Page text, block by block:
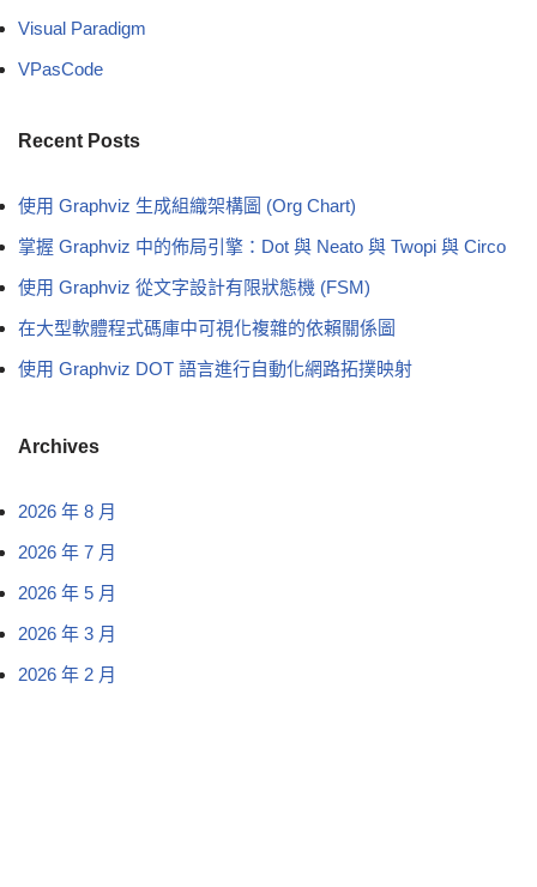
Visual Paradigm
VPasCode
Recent Posts
使用 Graphviz 生成組織架構圖 (Org Chart)
掌握 Graphviz 中的佈局引擎：Dot 與 Neato 與 Twopi 與 Circo
使用 Graphviz 從文字設計有限狀態機 (FSM)
在大型軟體程式碼庫中可視化複雜的依賴關係圖
使用 Graphviz DOT 語言進行自動化網路拓撲映射
Archives
2026 年 8 月
2026 年 7 月
2026 年 5 月
2026 年 3 月
2026 年 2 月